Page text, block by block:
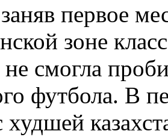
первое
зоне
не смогла
футбола. В
худшей